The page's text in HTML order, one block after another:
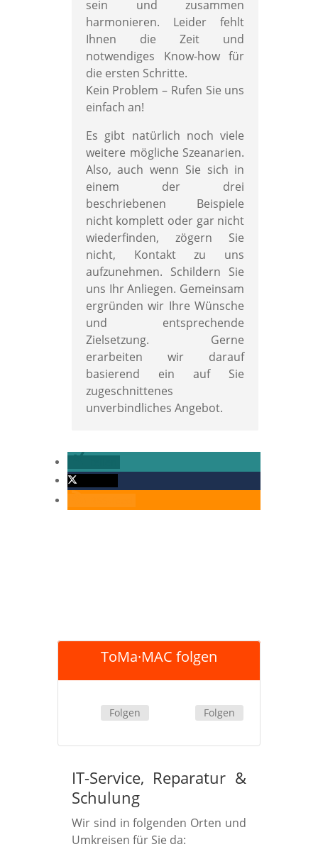
sein und zusammen
harmonieren. Leider fehlt
Ihnen die Zeit und
notwendiges Know-how für
die ersten Schritte.
Kein Problem – Rufen Sie uns
einfach an!
Es gibt natürlich noch viele
weitere mögliche Szeanarien.
Also, auch wenn Sie sich in
einem der drei
beschriebenen Beispiele
nicht komplett oder gar nicht
wiederfinden, zögern Sie
nicht, Kontakt zu uns
aufzunehmen. Schildern Sie
uns Ihr Anliegen. Gemeinsam
ergründen wir Ihre Wünsche
und entsprechende
Zielsetzung. Gerne
erarbeiten wir darauf
basierend ein auf Sie
zugeschnittenes
unverbindliches Angebot.
ToMa·MAC folgen
Folgen Folgen
IT-Service, Reparatur &
Schulung
Wir sind in folgenden Orten und
Umkreisen für Sie da: